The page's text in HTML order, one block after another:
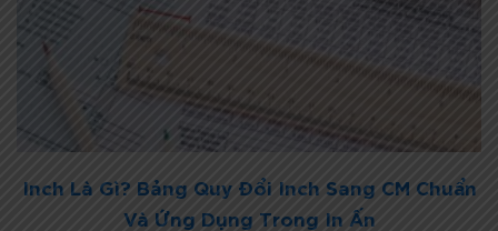
Inch Là Gì? Bảng Quy Đổi Inch Sang CM Chuẩn
Và Ứng Dụng Trong In Ấn